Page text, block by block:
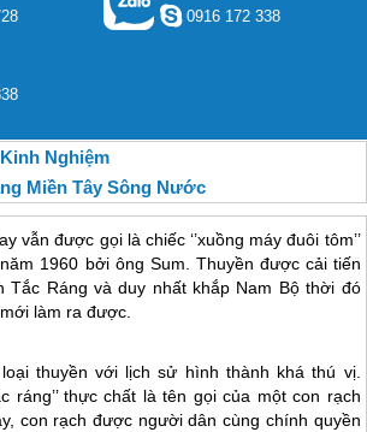
0916 172 338
Kinh Nghiệm
Miền Tây Sông Nước
vẫn được gọi là chiếc ‘’xuồng máy đuôi tôm’’
1960 bởi ông Sum. Thuyền được cải tiến
Tắc Ráng và duy nhất khắp Nam Bộ thời đó
làm ra được.
thuyền với lịch sử hình thành khá thú vị.
ráng’’ thực chất là tên gọi của một con rạch
con rạch được người dân cùng chính quyền